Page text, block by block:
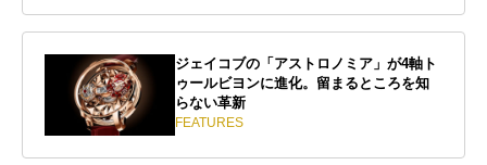
ジェイコブの「アストロノミア」が4軸ト
ゥールビヨンに進化。留まるところを知
らない革新
FEATURES